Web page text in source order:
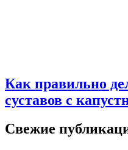
Как правильно
суставов с
Свежие